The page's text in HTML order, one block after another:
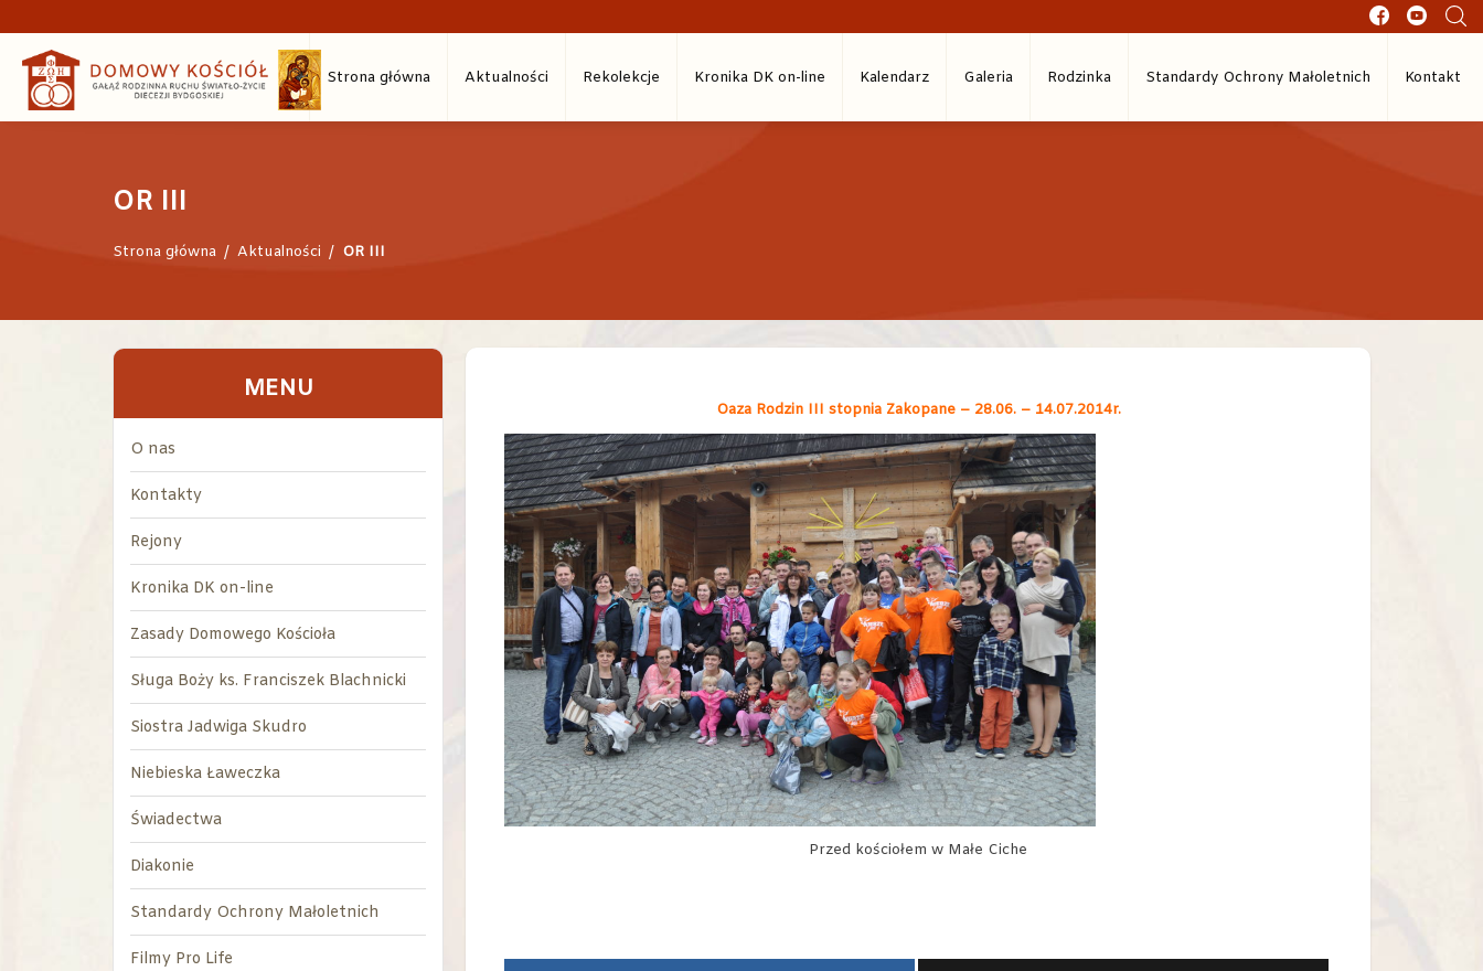
Strona główna Aktualności Rekolekcje Kronika DK on-line Kalendarz Galeria Rodzinka Standardy Ochrony Małoletnich Kontakt
OR III
Strona główna / Aktualności / OR III
Oaza Rodzin III stopnia Zakopane – 28.06. – 14.07.2014r.
Przed kościołem w Małe Ciche
MENU
O nas
Kontakty
Rejony
Kronika DK on-line
Zasady Domowego Kościoła
Sługa Boży ks. Franciszek Blachnicki
Siostra Jadwiga Skudro
Niebieska Ławeczka
Świadectwa
Diakonie
Standardy Ochrony Małoletnich
Filmy Pro Life